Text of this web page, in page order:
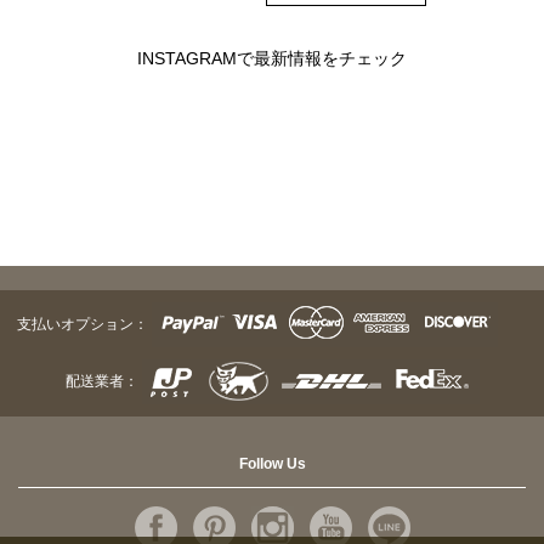
INSTAGRAMで最新情報をチェック
支払いオプション：
配送業者：
Follow Us